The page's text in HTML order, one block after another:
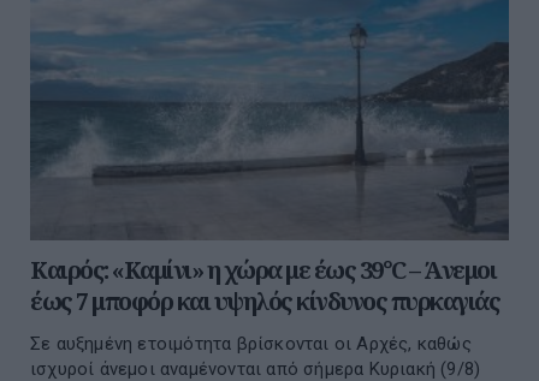
Καιρός: «Καμίνι» η χώρα με έως 39°C – Άνεμοι
έως 7 μποφόρ και υψηλός κίνδυνος πυρκαγιάς
Σε αυξημένη ετοιμότητα βρίσκονται οι Αρχές, καθώς
ισχυροί άνεμοι αναμένονται από σήμερα Κυριακή (9/8)